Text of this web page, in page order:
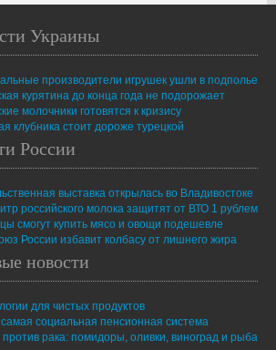
Украины
производители игрушек ушли в подполье
курятина до конца года не подорожает
молочники готовятся к кризису
клубника стоит дороже турецкой
России
выставка открылась во Владивостоке
российского молока защитят от ВТО 1 рублем
смогут купить мясо и овощи подешевле
России избавит колбасу от лишнего жира
новости
для чистых продуктов
социальная пенсионная система
против рака: помидоры, оливки, виноград и рыба